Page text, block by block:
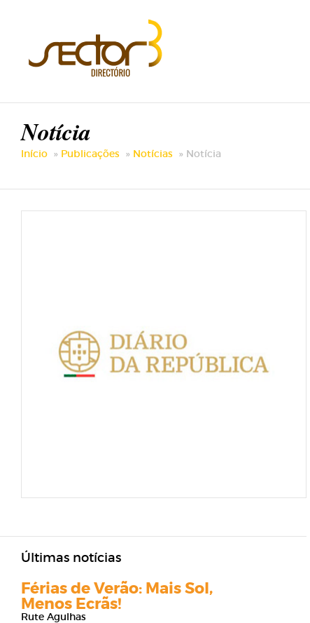
Notícia
Início Publicações Notícias Notícia
Últimas notícias
Férias de Verão: Mais Sol,
Menos Ecrãs!
Rute Agulhas